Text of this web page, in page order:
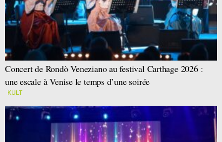
Concert de Rondò Veneziano au festival Carthage 2026 :
une escale à Venise le temps d’une soirée
KULT